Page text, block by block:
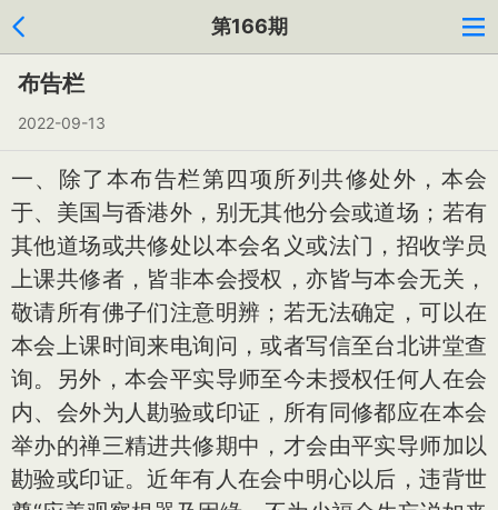
第166期
布告栏
2022-09-13
一、除了本布告栏第四项所列共修处外，本会
于、美国与香港外，别无其他分会或道场；若有
其他道场或共修处以本会名义或法门，招收学员
上课共修者，皆非本会授权，亦皆与本会无关，
敬请所有佛子们注意明辨；若无法确定，可以在
本会上课时间来电询问，或者写信至台北讲堂查
询。另外，本会平实导师至今未授权任何人在会
内、会外为人勘验或印证，所有同修都应在本会
举办的禅三精进共修期中，才会由平实导师加以
勘验或印证。近年有人在会中明心以后，违背世